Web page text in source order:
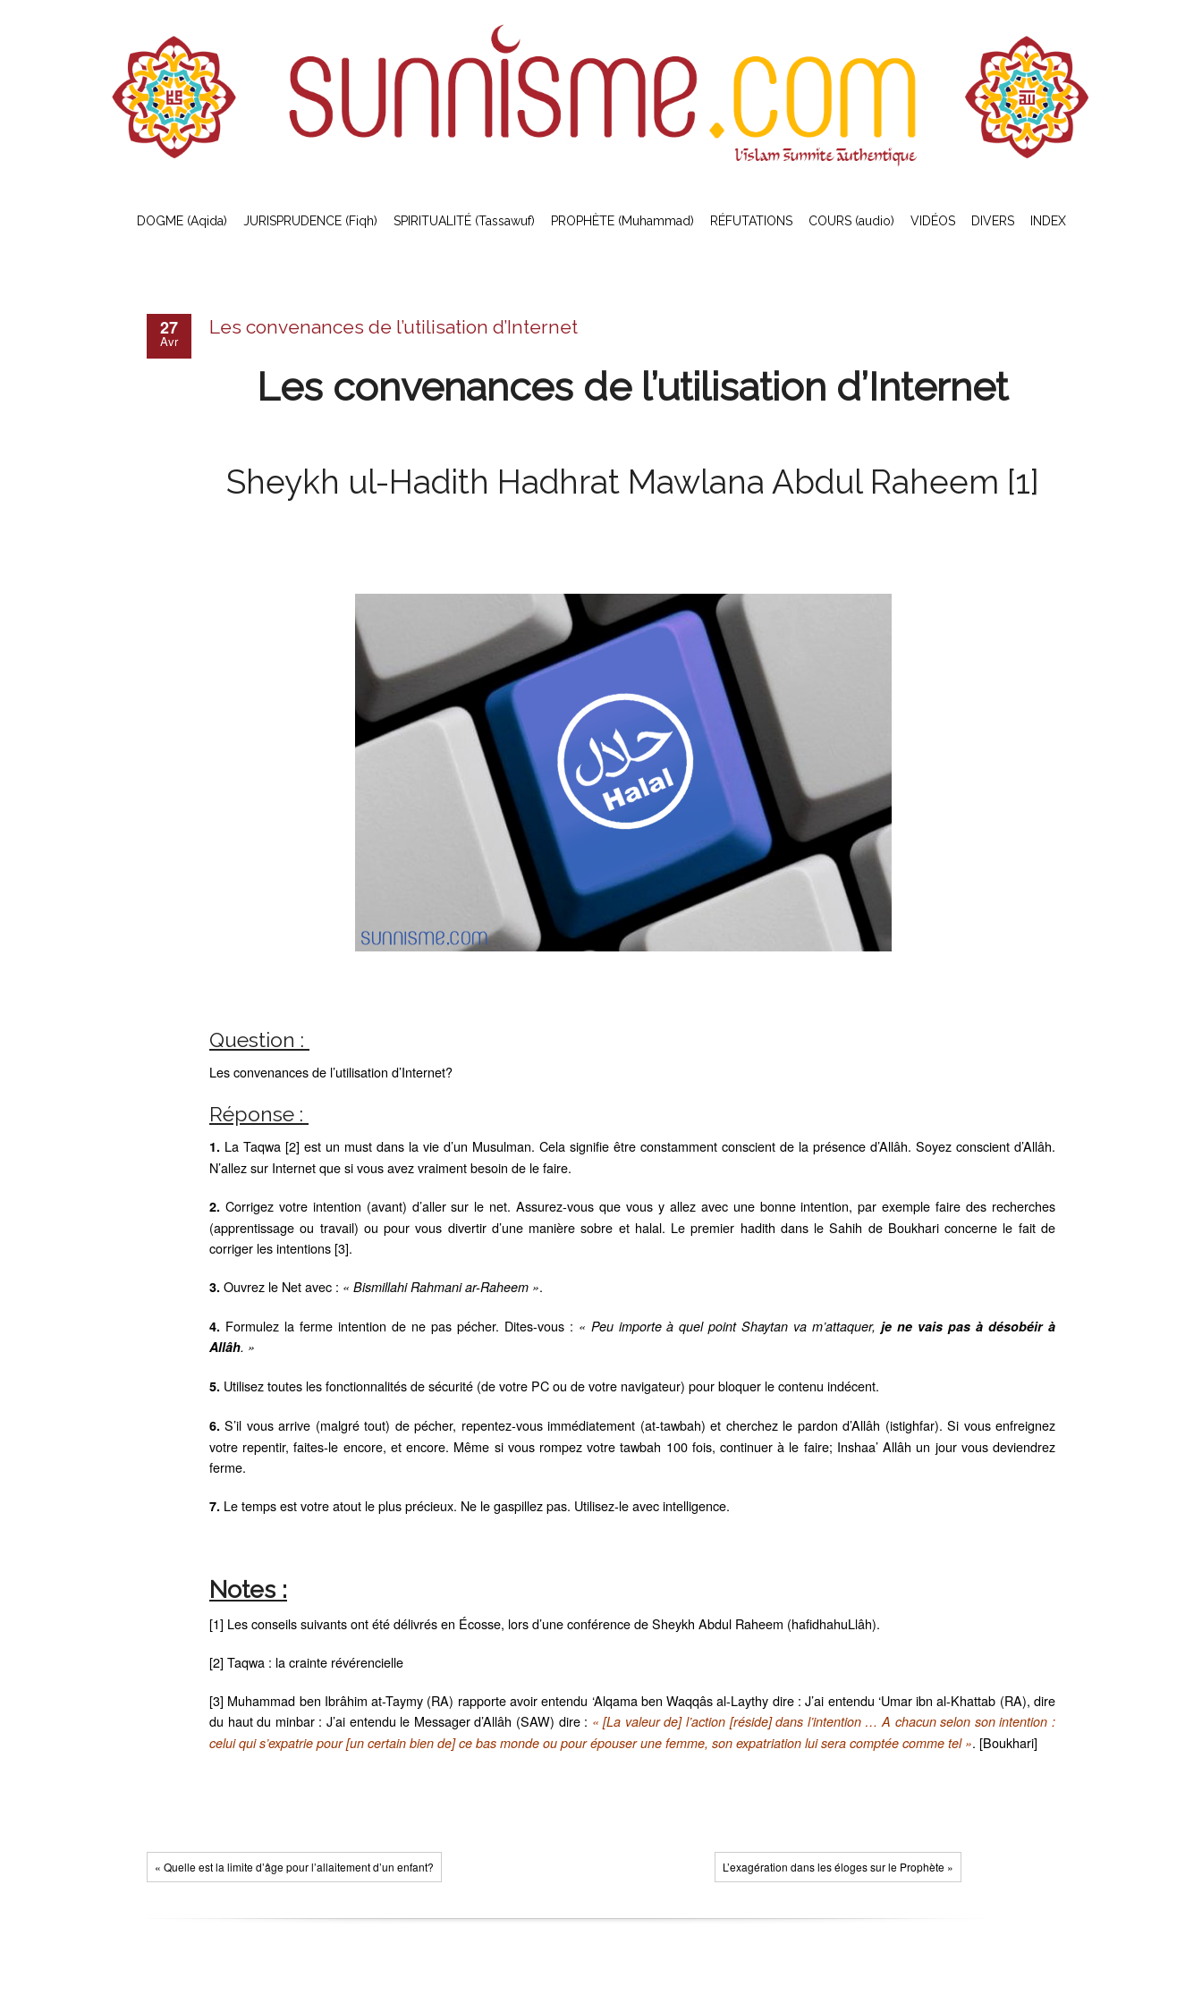
DOGME (Aqida) JURISPRUDENCE (Fiqh) SPIRITUALITÉ (Tassawuf) PROPHÈTE (Muhammad) RÉFUTATIONS COURS (audio) VIDÉOS DIVERS INDEX
27
Avr
Les convenances de l’utilisation d’Internet
Les convenances de l’utilisation d’Internet
Sheykh ul-Hadith Hadhrat Mawlana Abdul Raheem [1]
Question :
Les convenances de l’utilisation d’Internet?
Réponse :
1. La Taqwa [2] est un must dans la vie d’un Musulman. Cela signifie être constamment conscient de la présence d’Allâh. Soyez conscient d’Allâh.
N’allez sur Internet que si vous avez vraiment besoin de le faire.
2. Corrigez votre intention (avant) d’aller sur le net. Assurez-vous que vous y allez avec une bonne intention, par exemple faire des recherches
(apprentissage ou travail) ou pour vous divertir d’une manière sobre et halal. Le premier hadith dans le Sahih de Boukhari concerne le fait de
corriger les intentions [3].
3. Ouvrez le Net avec : « Bismillahi Rahmani ar-Raheem ».
4. Formulez la ferme intention de ne pas pécher. Dites-vous : « Peu importe à quel point Shaytan va m’attaquer,je ne vais pas à désobéir à
Allâh. »
5. Utilisez toutes les fonctionnalités de sécurité (de votre PC ou de votre navigateur) pour bloquer le contenu indécent.
6. S’il vous arrive (malgré tout) de pécher, repentez-vous immédiatement (at-tawbah) et cherchez le pardon d’Allâh (istighfar). Si vous enfreignez
votre repentir, faites-le encore, et encore. Même si vous rompez votre tawbah 100 fois, continuer à le faire; Inshaa’ Allâh un jour vous deviendrez
ferme.
7. Le temps est votre atout le plus précieux. Ne le gaspillez pas. Utilisez-le avec intelligence.
Notes :
[1] Les conseils suivants ont été délivrés en Écosse, lors d’une conférence de Sheykh Abdul Raheem (hafidhahuLlâh).
[2] Taqwa : la crainte révérencielle
[3] Muhammad ben Ibrâhim at-Taymy (RA) rapporte avoir entendu ‘Alqama ben Waqqâs al-Laythy dire : J’ai entendu ‘Umar ibn al-Khattab (RA), dire
du haut du minbar : J’ai entendu le Messager d’Allâh (SAW) dire : « [La valeur de] l’action [réside] dans l’intention … A chacun selon son intention :
celui qui s’expatrie pour [un certain bien de] ce bas monde ou pour épouser une femme, son expatriation lui sera comptée comme tel ». [Boukhari]
« Quelle est la limite d’âge pour l’allaitement d’un enfant? L’exagération dans les éloges sur le Prophète »